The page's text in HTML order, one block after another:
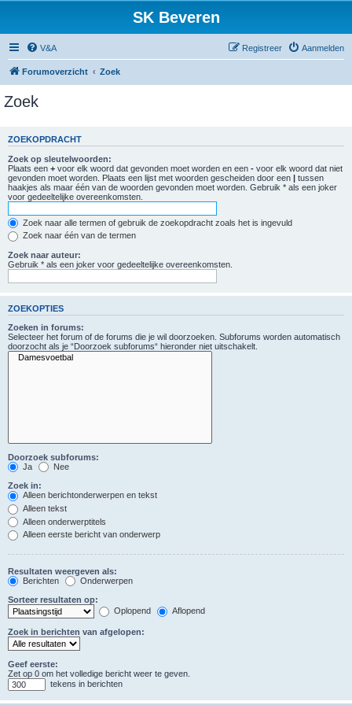
SK Beveren
V&A Aanmelden
Registreer
Forumoverzicht Zoek
Zoek
ZOEKOPDRACHT
Zoek op sleutelwoorden:
Plaats een + voor elk woord dat gevonden moet worden en een - voor elk woord dat niet
gevonden moet worden. Plaats een lijst met woorden gescheiden door een | tussen
haakjes als maar één van de woorden gevonden moet worden. Gebruik * als een joker
voor gedeeltelijke overeenkomsten.
Zoek naar alle termen of gebruik de zoekopdracht zoals het is ingevuld
Zoek naar één van de termen
Zoek naar auteur:
Gebruik * als een joker voor gedeeltelijke overeenkomsten.
ZOEKOPTIES
Zoeken in forums:
Selecteer het forum of de forums die je wil doorzoeken. Subforums worden automatisch
doorzocht als je “Doorzoek subforums“ hieronder niet uitschakelt.
Doorzoek subforums:
Ja
Nee
Zoek in:
Alleen berichtonderwerpen en tekst
Alleen tekst
Alleen onderwerptitels
Alleen eerste bericht van onderwerp
Resultaten weergeven als:
Berichten
Onderwerpen
Sorteer resultaten op:
Oplopend
Aflopend
Zoek in berichten van afgelopen:
Geef eerste:
Zet op 0 om het volledige bericht weer te geven.
tekens in berichten